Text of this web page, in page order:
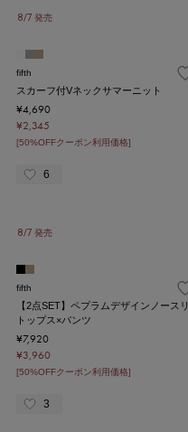
8/7 発売
fifth
スカーフ付Vネックサマーニット
¥4,690
¥2,345
[50%OFFクーポン利用価格]
6
8/7 発売
fifth
【2点SET】ペプラムデザインノースリ
トップス×パンツ
¥7,920
¥3,960
[50%OFFクーポン利用価格]
3